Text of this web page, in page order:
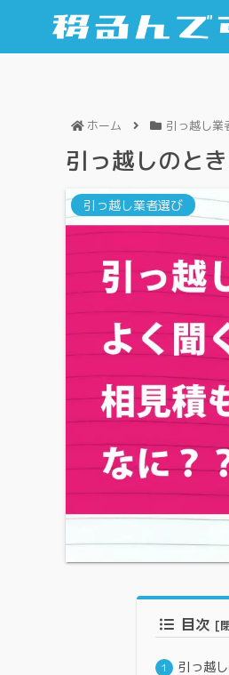
ホーム 引っ越し業
引っ越しのと
引っ越し業者選び
目次
引っ越